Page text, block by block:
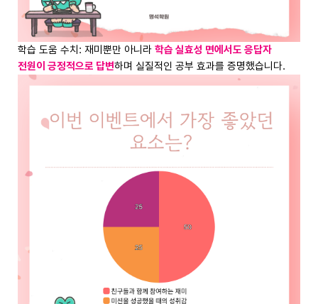
학습 도움 수치: 재미뿐만 아니라 학습 실효성 면에서도 응답자
전원이 긍정적으로 답변하며 실질적인 공부 효과를 증명했습니다.